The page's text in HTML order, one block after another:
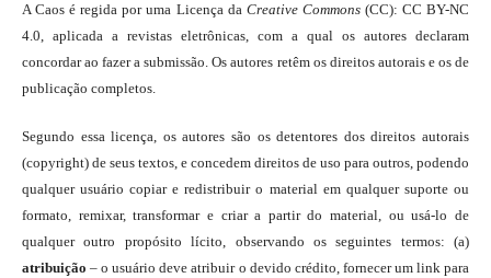
A Caos é regida por uma Licença da Creative Commons(CC): CC BY-NC
4.0, aplicada a revistas eletrônicas, com a qual os autores declaram
concordar ao fazer a submissão. Os autores retêm os direitos autorais e os de
publicação completos.
Segundo essa licença, os autores são os detentores dos direitos autorais
(copyright) de seus textos, e concedem direitos de uso para outros, podendo
qualquer usuário copiar e redistribuir o material em qualquer suporte ou
formato, remixar, transformar e criar a partir do material, ou usá-lo de
qualquer outro propósito lícito, observando os seguintes termos: (a)
atribuição – o usuário deve atribuir o devido crédito, fornecer um link para